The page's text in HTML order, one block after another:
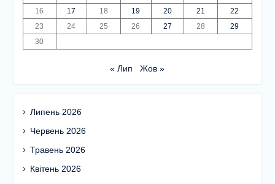
9
10 11 12 13 14
15
16
17 18 19 20 21
22
23
Липень 2026
Червень 2026
Травень 2026